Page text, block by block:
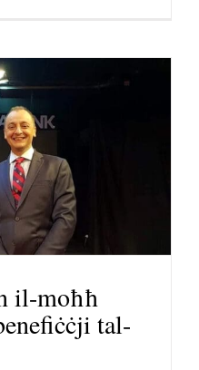
il-moħħ
tal-